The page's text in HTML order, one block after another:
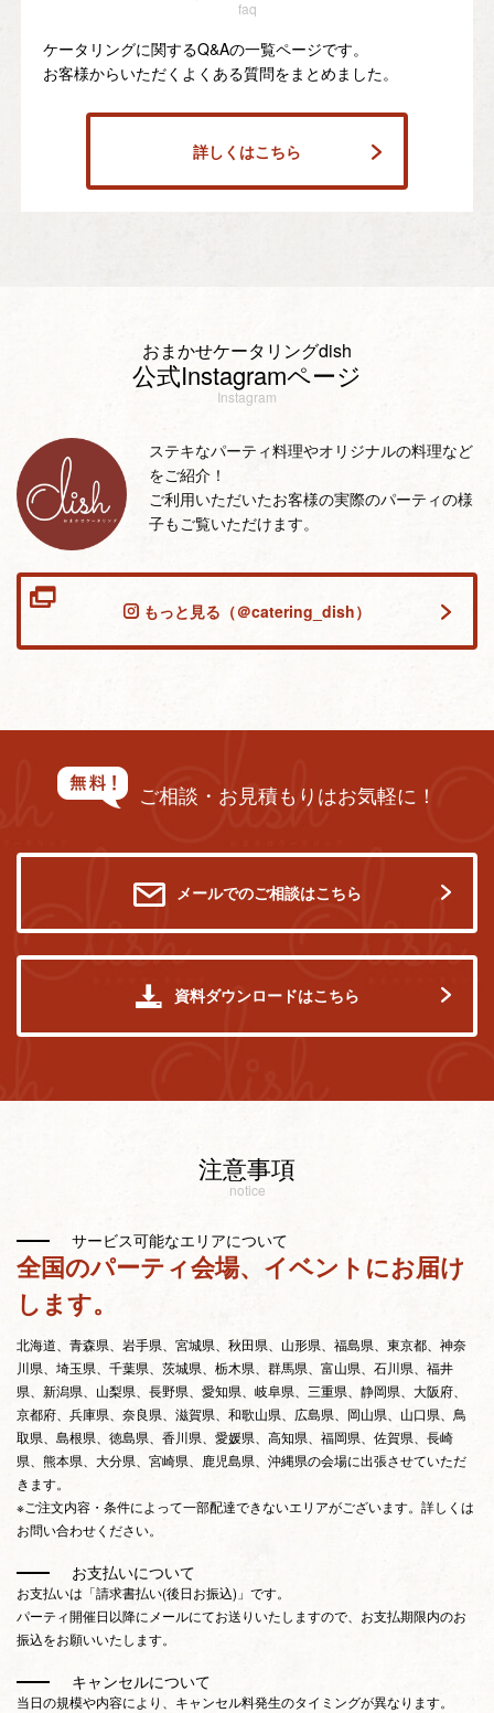
faq
ケータリングに関するQ&Aの一覧ページです。
お客様からいただくよくある質問をまとめました。
詳しくはこちら
おまかせケータリングdish
公式Instagramページ
Instagram
ステキなパーティ料理やオリジナルの料理など
をご紹介！
ご利用いただいたお客様の実際のパーティの様
子もご覧いただけます。
もっと見る（＠catering_dish）
ご相談・お見積もりはお気軽に！
メールでのご相談はこちら
資料ダウンロードはこちら
注意事項
notice
サービス可能なエリアについて
全国のパーティ会場、イベントにお届け
します。
北海道、青森県、岩手県、宮城県、秋田県、山形県、福島県、東京都、神奈
川県、埼玉県、千葉県、茨城県、栃木県、群馬県、富山県、石川県、福井
県、新潟県、山梨県、長野県、愛知県、岐阜県、三重県、静岡県、大阪府、
京都府、兵庫県、奈良県、滋賀県、和歌山県、広島県、岡山県、山口県、鳥
取県、島根県、徳島県、香川県、愛媛県、高知県、福岡県、佐賀県、長崎
県、熊本県、大分県、宮崎県、鹿児島県、沖縄県の会場に出張させていただ
きます。
※ご注文内容・条件によって一部配達できないエリアがございます。詳しくは
お問い合わせください。
お支払いについて
お支払いは「請求書払い(後日お振込)」です。
パーティ開催日以降にメールにてお送りいたしますので、お支払期限内のお
振込をお願いいたします。
キャンセルについて
当日の規模や内容により、キャンセル料発生のタイミングが異なります。